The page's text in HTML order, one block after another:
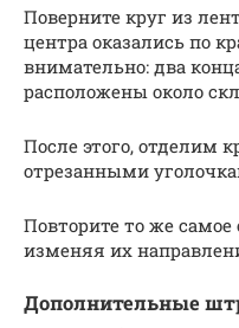
Поверните круг из
центра оказались по
внимательно: два
расположены около
После этого, отделим
отрезанными
Повторите то же
изменяя их
Дополнительные